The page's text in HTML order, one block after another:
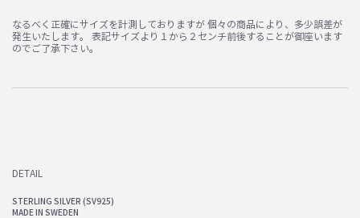
なるべく正確にサイズを計測しておりますが 個々の商品により、多少誤差が
発生いたします。 表記サイズより１から２センチ前後することが御座います
のでご了承下さい。
DETAIL
STERLING SILVER (SV925)
MADE IN SWEDEN